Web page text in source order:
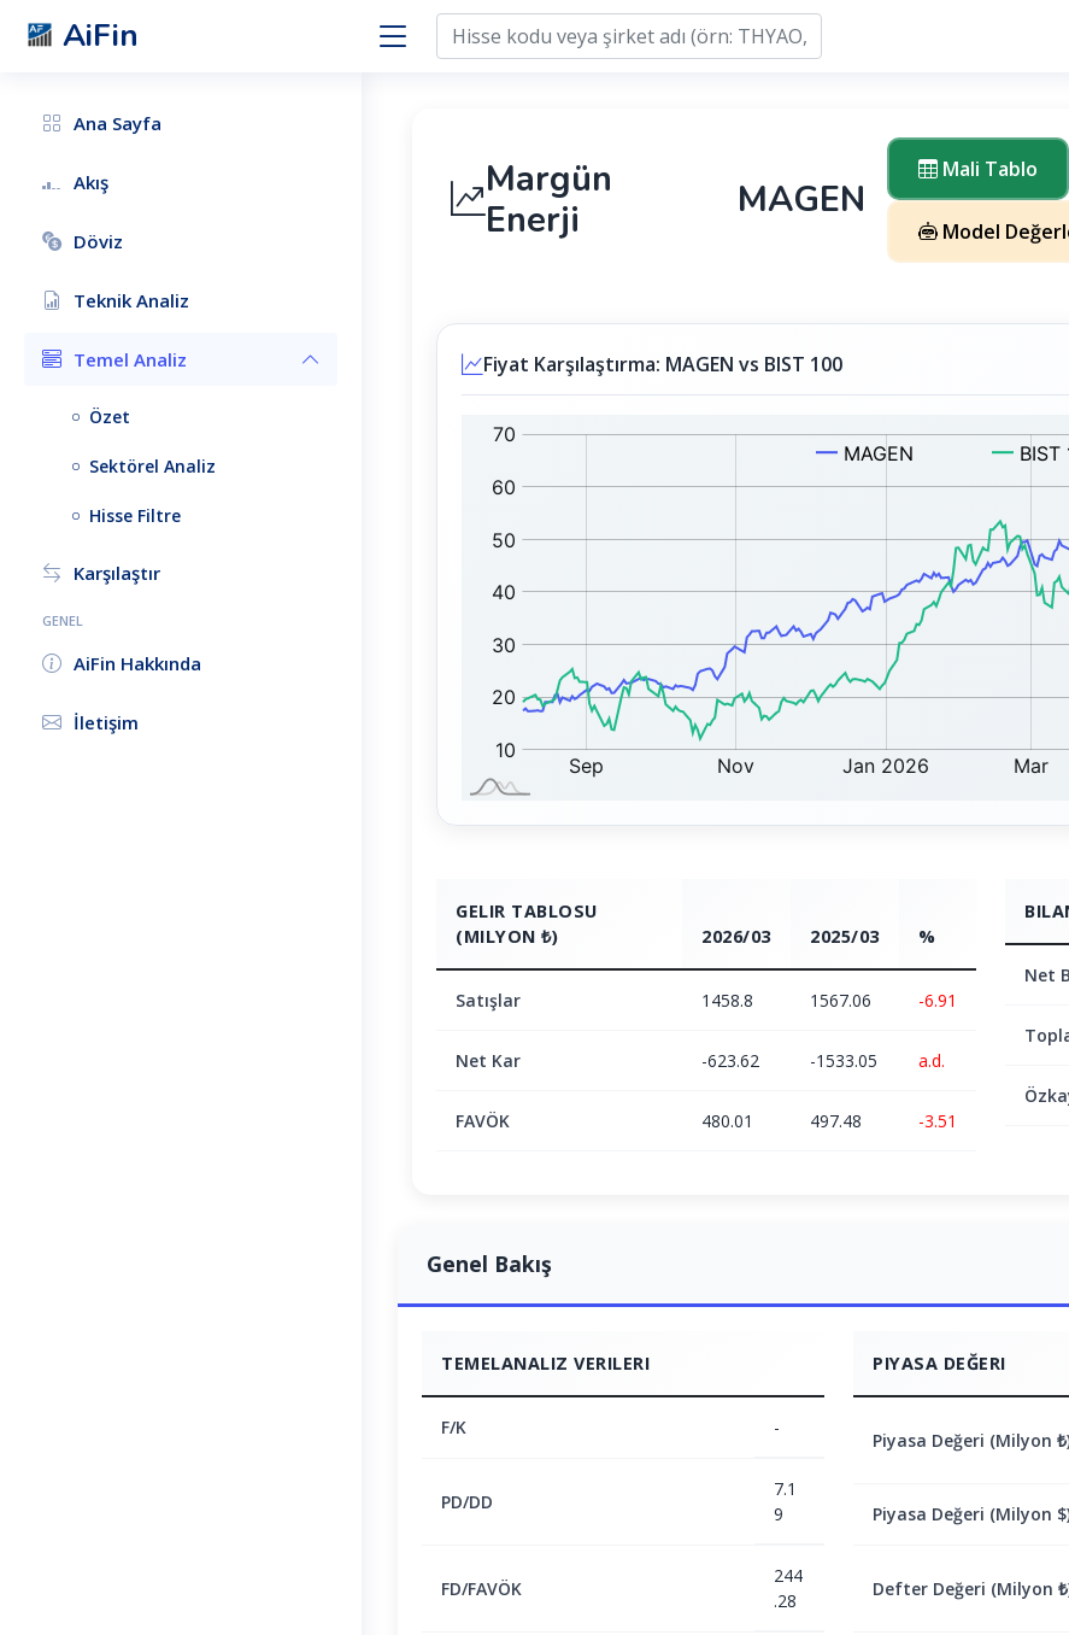
AiFin
Ana Sayfa
Akış
Döviz
Teknik Analiz
Temel Analiz
Özet
Sektörel Analiz
Hisse Filtre
Karşılaştır
GENEL
AiFin Hakkında
İletişim
Margün
Enerji
MAGEN
Mali Tablo
Model
Fiyat Karşılaştırma: MAGEN vs BIST 100
GELIR TABLOSU
(MILYON ₺)
2026/03 2025/03 %
Satışlar 1458.8 1567.06 -6.91
Net Kar -623.62 -1533.05 a.d.
FAVÖK 480.01 497.48 -3.51
Net
Genel Bakış
TEMELANALIZ VERILERI
F/K -
PD/DD
7.1
9
FD/FAVÖK
244
.28
PIYASA DEĞERI
Piyasa Değeri (Milyon
Piyasa Değeri (Milyon
Defter Değeri (Milyon